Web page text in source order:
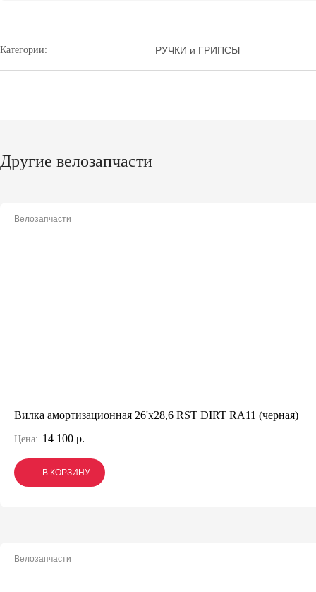
Категории: РУЧКИ и ГРИПСЫ
Другие велозапчасти
Велозапчасти
Вилка амортизационная 26'х28,6 RST DIRT RA11 (черная)
Цена: 14 100 р.
В КОРЗИНУ
В КОРЗИНУ
В КОРЗИНУ
Велозапчасти